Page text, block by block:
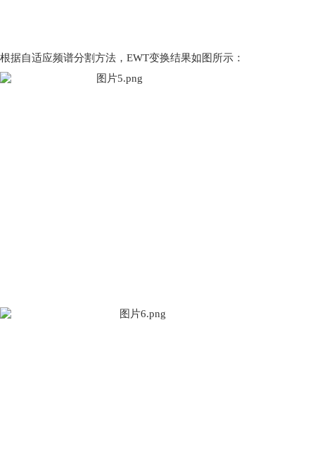
根据自适应频谱分割方法， EWT变换结果如图所示：